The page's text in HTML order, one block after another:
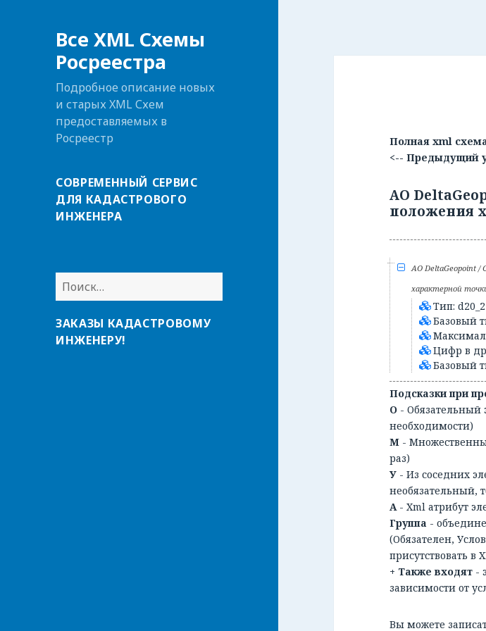
Все XML Схемы
Росреестра
Подробное описание новых
и старых XML Схем
предоставляемых в
Росреестр
СОВРЕМЕННЫЙ СЕРВИС
ДЛЯ КАДАСТРОВОГО
ИНЖЕНЕРА
Н
а
т
и
ЗАКАЗЫ КАДАСТРОВОМУ
ИНЖЕНЕРУ!
Полная xml
<-- Предыдущий
АО
положения
АО DeltaGeopoint /
характерной
Тип: d20_2
Базовый
Цифр в
Базовый
Подсказки при
О - Обязательный
необходимости)
М -
раз)
У - Из соседних
необязательный,
А- Xml атрибут
Группа -
(Обязателен,
присутствовать в
+ Также входят -
зависимости от
Вы можете